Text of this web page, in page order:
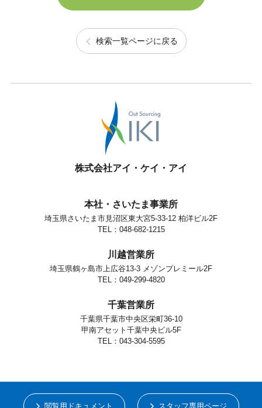
検索一覧ページに戻る
株式会社アイ・ケイ・アイ
本社・さいたま事業所
埼玉県さいたま市見沼区東大宮5-33-12 柏洋ビル2F
TEL：048-682-1215
川越営業所
埼玉県鶴ヶ島市上広谷13-3 メゾンプレミール2F
TEL：049-299-4820
千葉営業所
千葉県千葉市中央区栄町36-10
甲南アセット千葉中央ビル5F
TEL：043-304-5595
閲覧用ドキュメント スタッフ専用ページ